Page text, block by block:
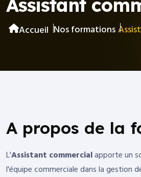
Assistant
Accueil Nos formations
A propos de la
L'Assistant commercialapporte un
l'équipe commerciale dans la gestion